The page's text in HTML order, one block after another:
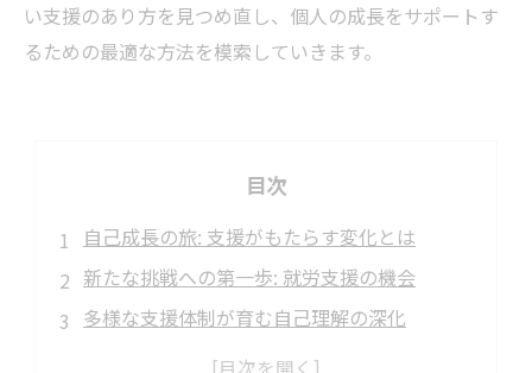
い支援のあり方を見つめ直し、個人の成長をサポートす
るための最適な方法を模索していきます。
目次
自己成長の旅: 支援がもたらす変化とは
新たな挑戦への第一歩: 就労支援の機会
多様な支援体制が育む自己理解の深化
スキルを磨くための具体的な支援事例